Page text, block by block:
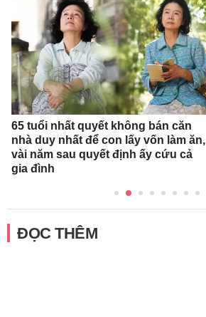
65 tuổi nhất quyết không bán căn
nhà duy nhất để con lấy vốn làm ăn,
vài năm sau quyết định ấy cứu cả
gia đình
ĐỌC THÊM